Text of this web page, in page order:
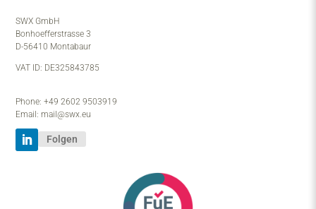
SWX GmbH
Bonhoefferstrasse 3
D-56410 Montabaur
VAT ID: DE325843785
Phone: +49 2602 9503919
Email: mail@swx.eu
Folgen